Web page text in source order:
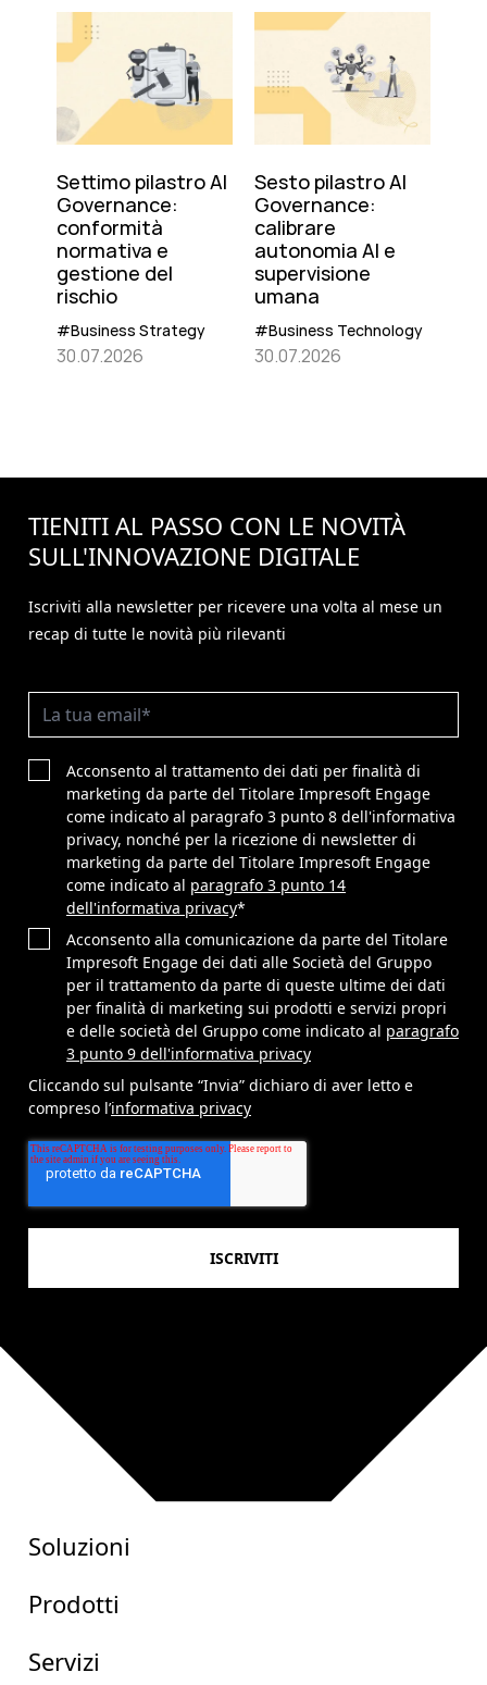
Settimo pilastro AI
Governance:
conformità
normativa e
gestione del
rischio
#Business Strategy
30.07.2026
Sesto pilastro AI
Governance:
calibrare
autonomia AI e
supervisione
umana
#Business Technology
30.07.2026
TIENITI AL PASSO CON LE NOVITÀ
SULL'INNOVAZIONE DIGITALE
Iscriviti alla newsletter per ricevere una volta al mese un
recap di tutte le novità più rilevanti
Acconsento al trattamento dei dati per finalità di
marketing da parte del Titolare Impresoft Engage
come indicato al paragrafo 3 punto 8 dell'informativa
privacy, nonché per la ricezione di newsletter di
marketing da parte del Titolare Impresoft Engage
come indicato al paragrafo 3 punto 14
dell'informativa privacy*
Acconsento alla comunicazione da parte del Titolare
Impresoft Engage dei dati alle Società del Gruppo
per il trattamento da parte di queste ultime dei dati
per finalità di marketing sui prodotti e servizi propri
e delle società del Gruppo come indicato al paragrafo
3 punto 9 dell'informativa privacy
Cliccando sul pulsante “Invia” dichiaro di aver letto e
compreso l’informativa privacy
Soluzioni
Prodotti
Servizi